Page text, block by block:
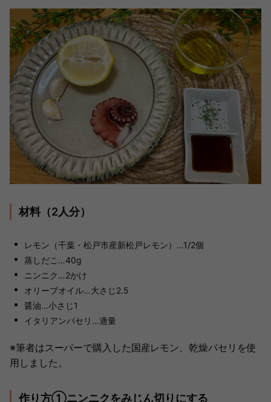
材料（2人分）
レモン（千葉・松戸市産新松戸レモン）…1/2個
蒸しだこ…40g
ニンニク…2かけ
オリーブオイル…大さじ2.5
醤油…小さじ1
イタリアンパセリ…適量
※筆者はスーパーで購入した国産レモン、乾燥パセリを使
用しました。
作り方①ニンニクをみじん切りにする